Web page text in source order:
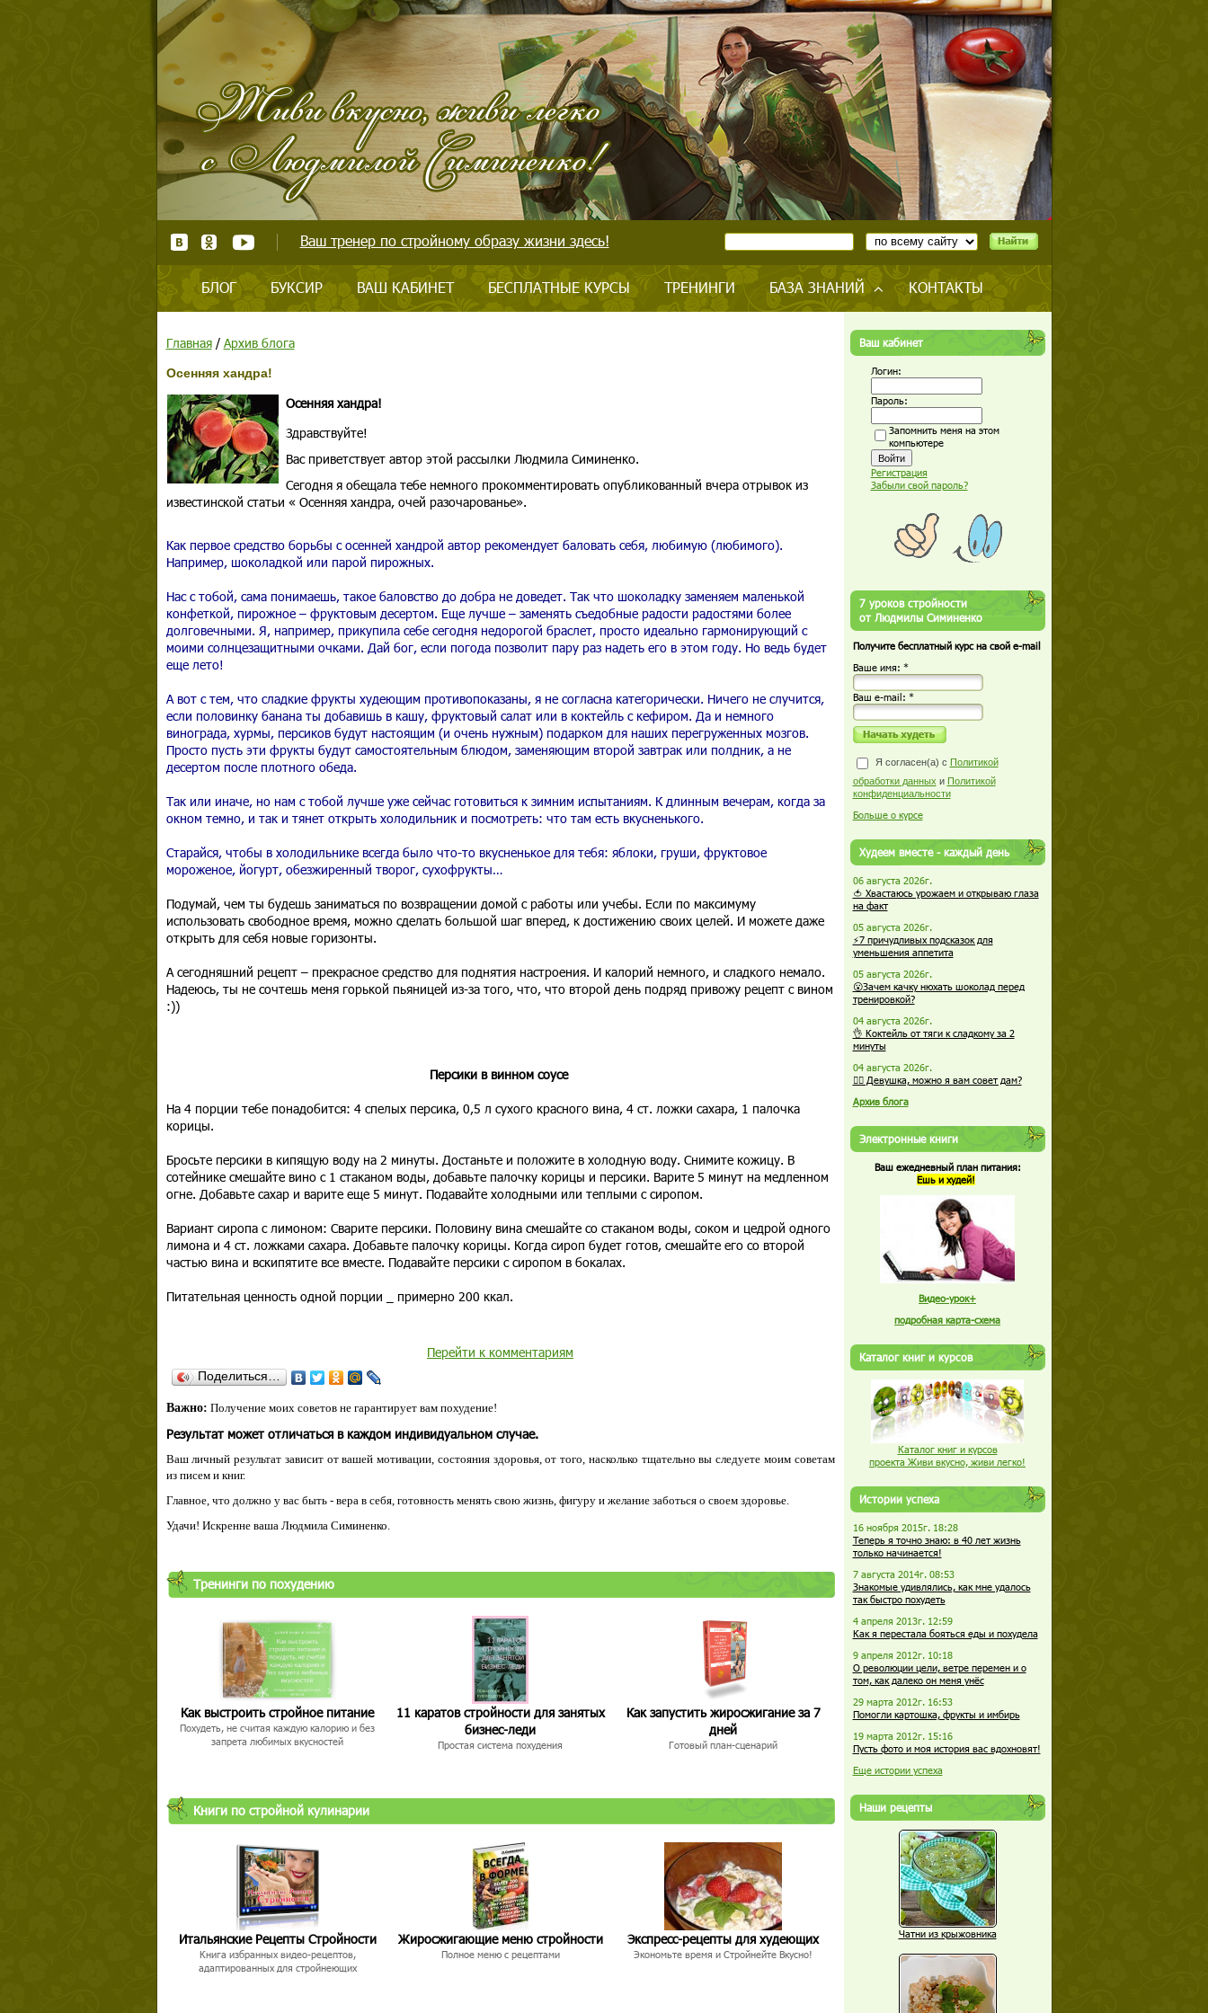
Ваш тренер по стройному образу жизни здесь!
БЛОГ БУКСИР ВАШ КАБИНЕТ БЕСПЛАТНЫЕ КУРСЫ ТРЕНИНГИ БАЗА ЗНАНИЙ КОНТАКТЫ
Главная/ Архив блога
Осенняя хандра!
Осенняя хандра!
Здравствуйте!
Вас приветствует автор этой рассылки Людмила Симиненко.
Сегодня я обещала тебе немного прокомментировать опубликованный вчера отрывок из
известинской статьи « Осенняя хандра, очей разочарованье».
Как первое средство борьбы с осенней хандрой автор рекомендует баловать себя, любимую (любимого).
Например, шоколадкой или парой пирожных.
Нас с тобой, сама понимаешь, такое баловство до добра не доведет. Так что шоколадку заменяем маленькой
конфеткой, пирожное – фруктовым десертом. Еще лучше – заменять съедобные радости радостями более
долговечными. Я, например, прикупила себе сегодня недорогой браслет, просто идеально гармонирующий с
моими солнцезащитными очками. Дай бог, если погода позволит пару раз надеть его в этом году. Но ведь будет
еще лето!
А вот с тем, что сладкие фрукты худеющим противопоказаны, я не согласна категорически. Ничего не случится,
если половинку банана ты добавишь в кашу, фруктовый салат или в коктейль с кефиром. Да и немного
винограда, хурмы, персиков будут настоящим (и очень нужным) подарком для наших перегруженных мозгов.
Просто пусть эти фрукты будут самостоятельным блюдом, заменяющим второй завтрак или полдник, а не
десертом после плотного обеда.
Так или иначе, но нам с тобой лучше уже сейчас готовиться к зимним испытаниям. К длинным вечерам, когда за
окном темно, и так и тянет открыть холодильник и посмотреть: что там есть вкусненького.
Старайся, чтобы в холодильнике всегда было что-то вкусненькое для тебя: яблоки, груши, фруктовое
мороженое, йогурт, обезжиренный творог, сухофрукты…
Подумай, чем ты будешь заниматься по возвращении домой с работы или учебы. Если по максимуму
использовать свободное время, можно сделать большой шаг вперед, к достижению своих целей. И можете даже
открыть для себя новые горизонты.
А сегодняшний рецепт – прекрасное средство для поднятия настроения. И калорий немного, и сладкого немало.
Надеюсь, ты не сочтешь меня горькой пьяницей из-за того, что, что второй день подряд привожу рецепт с вином
:))
Персики в винном соусе
На 4 порции тебе понадобится: 4 спелых персика, 0,5 л сухого красного вина, 4 ст. ложки сахара, 1 палочка
корицы.
Бросьте персики в кипящую воду на 2 минуты. Достаньте и положите в холодную воду. Снимите кожицу. В
сотейнике смешайте вино с 1 стаканом воды, добавьте палочку корицы и персики. Варите 5 минут на медленном
огне. Добавьте сахар и варите еще 5 минут. Подавайте холодными или теплыми с сиропом.
Вариант сиропа с лимоном: Сварите персики. Половину вина смешайте со стаканом воды, соком и цедрой одного
лимона и 4 ст. ложками сахара. Добавьте палочку корицы. Когда сироп будет готов, смешайте его со второй
частью вина и вскипятите все вместе. Подавайте персики с сиропом в бокалах.
Питательная ценность одной порции _ примерно 200 ккал.
Перейти к комментариям
Поделиться…
Важно: Получение моих советов не гарантирует вам похудение!
Результат может отличаться в каждом индивидуальном случае.
Ваш личный результат зависит от вашей мотивации, состояния здоровья, от того, насколько тщательно вы следуете моим советам
из писем и книг.
Главное, что должно у вас быть - вера в себя, готовность менять свою жизнь, фигуру и желание заботься о своем здоровье.
Удачи! Искренне ваша Людмила Симиненко.
Тренинги по похудению
Как выстроить стройное питание
Похудеть, не считая каждую калорию и без
запрета любимых вкусностей
11 каратов стройности для занятых
бизнес-леди
Простая система похудения
Как запустить жиросжигание за 7
дней
Готовый план-сценарий
Книги по стройной кулинарии
Итальянские Рецепты Стройности
Книга избранных видео-рецептов,
адаптированных для стройнеющих
Жиросжигающие меню стройности
Полное меню с рецептами
Экспресс-рецепты для худеющих
Экономьте время и Стройнейте Вкусно!
Ваш кабинет
Логин:
Пароль:
Запомнить меня на этом
компьютере
Регистрация
Забыли свой пароль?
7 уроков стройности
от Людмилы Симиненко
Получите бесплатный курс на свой e-mail
Ваше имя: *
Ваш е-mail: *
Я согласен(а) с Политикой
обработки данных и Политикой
конфиденциальности
Больше о курсе
Худеем вместе - каждый день
06 августа 2026г.
🍅 Хвастаюсь урожаем и открываю глаза
на факт
05 августа 2026г.
⚡7 причудливых подсказок для
уменьшения аппетита
05 августа 2026г.
😮Зачем качку нюхать шоколад перед
тренировкой?
04 августа 2026г.
👌 Коктейль от тяги к сладкому за 2
минуты
04 августа 2026г.
🏋️‍♀️ Девушка, можно я вам совет дам?
Архив блога
Электронные книги
Ваш ежедневный план питания:
Ешь и худей!
Видео-урок+
подробная карта-схема
Каталог книг и курсов
Каталог книг и курсов
проекта Живи вкусно, живи легко!
Истории успеха
16 ноября 2015г. 18:28
Теперь я точно знаю: в 40 лет жизнь
только начинается!
7 августа 2014г. 08:53
Знакомые удивлялись, как мне удалось
так быстро похудеть
4 апреля 2013г. 12:59
Как я перестала бояться еды и похудела
9 апреля 2012г. 10:18
О революции цели, ветре перемен и о
том, как далеко он меня унёс
29 марта 2012г. 16:53
Помогли картошка, фрукты и имбирь
19 марта 2012г. 15:16
Пусть фото и моя история вас вдохновят!
Еще истории успеха
Наши рецепты
Чатни из крыжовника